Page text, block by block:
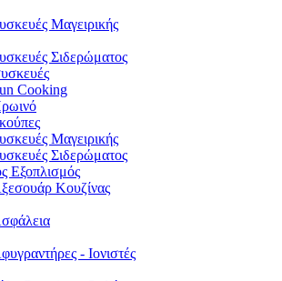
Μαγειρικής
Σιδερώματος
Cooking
Μαγειρικής
Σιδερώματος
Εξοπλισμός
Κουζίνας
- Ιονιστές